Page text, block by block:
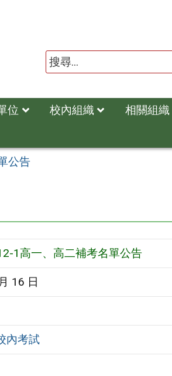
位 校內組織 相關組織
公告
1高一、高二補考名單公告
16 日
內考試